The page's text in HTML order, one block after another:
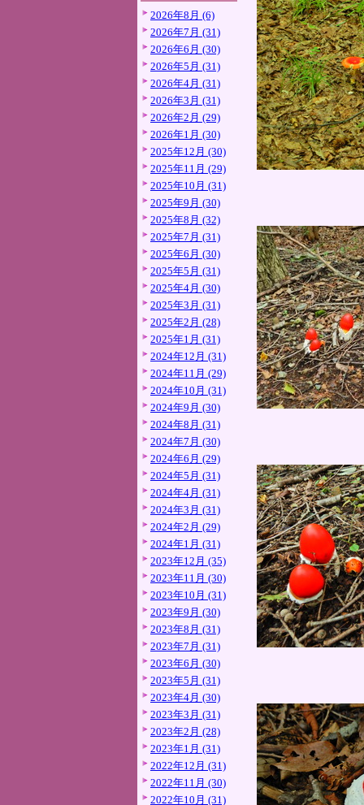
2026年8月 (6)
2026年7月 (31)
2026年6月 (30)
2026年5月 (31)
2026年4月 (31)
2026年3月 (31)
2026年2月 (29)
2026年1月 (30)
2025年12月 (30)
2025年11月 (29)
2025年10月 (31)
2025年9月 (30)
2025年8月 (32)
2025年7月 (31)
2025年6月 (30)
2025年5月 (31)
2025年4月 (30)
2025年3月 (31)
2025年2月 (28)
2025年1月 (31)
2024年12月 (31)
2024年11月 (29)
2024年10月 (31)
2024年9月 (30)
2024年8月 (31)
2024年7月 (30)
2024年6月 (29)
2024年5月 (31)
2024年4月 (31)
2024年3月 (31)
2024年2月 (29)
2024年1月 (31)
2023年12月 (35)
2023年11月 (30)
2023年10月 (31)
2023年9月 (30)
2023年8月 (31)
2023年7月 (31)
2023年6月 (30)
2023年5月 (31)
2023年4月 (30)
2023年3月 (31)
2023年2月 (28)
2023年1月 (31)
2022年12月 (31)
2022年11月 (30)
2022年10月 (31)